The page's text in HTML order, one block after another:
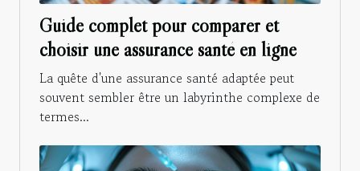
Guide complet pour comparer et
choisir une assurance santé en ligne
La quête d'une assurance santé adaptée peut
souvent sembler être un labyrinthe complexe de
termes...